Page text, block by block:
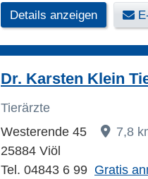
Details anzeigen
Dr. Karsten Klein
Tierärzte
Westerende 45
7,8
25884 Viöl
Tel. 04843 6 99 Gratis